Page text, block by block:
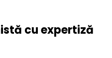
cu expertiză